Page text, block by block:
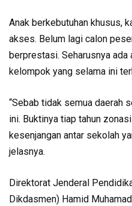
Anak berkebutuhan khusus,
akses. Belum lagi calon
berprestasi. Seharusnya
kelompok yang selama ini
“Sebab tidak semua daerah
ini. Buktinya tiap tahun
kesenjangan antar sekolah
jelasnya.
Direktorat Jenderal
Dikdasmen) Hamid